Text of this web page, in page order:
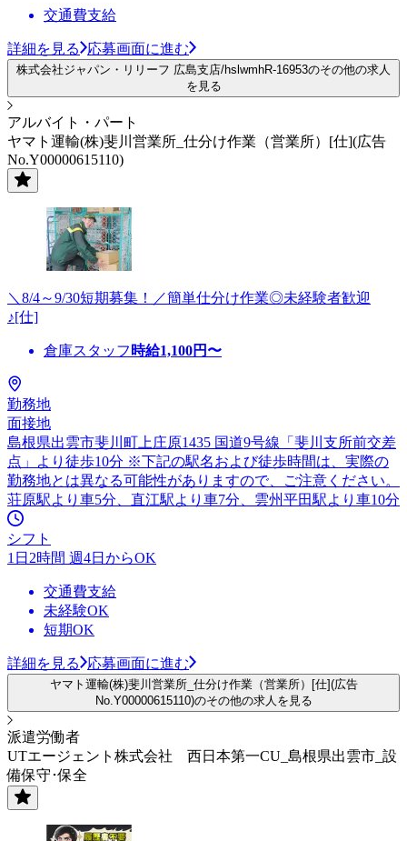
交通費支給
詳細を見る 応募画面に進む
株式会社ジャパン・リリーフ 広島支店/hslwmhR-16953のその他の求人
を見る
アルバイト・パート
ヤマト運輸(株)斐川営業所_仕分け作業（営業所）[仕](広告
No.Y00000615110)
＼8/4～9/30短期募集！／簡単仕分け作業◎未経験者歓迎
♪[仕]
倉庫スタッフ 時給1,100円〜
勤務地
面接地
島根県出雲市斐川町上庄原1435 国道9号線「斐川支所前交差
点」より徒歩10分 ※下記の駅名および徒歩時間は、実際の
勤務地とは異なる可能性がありますので、ご注意ください。
荘原駅より車5分、直江駅より車7分、雲州平田駅より車10分
シフト
1日2時間 週4日からOK
交通費支給
未経験OK
短期OK
詳細を見る 応募画面に進む
ヤマト運輸(株)斐川営業所_仕分け作業（営業所）[仕](広告
No.Y00000615110)のその他の求人を見る
派遣労働者
UTエージェント株式会社 西日本第一CU_島根県出雲市_設
備保守･保全